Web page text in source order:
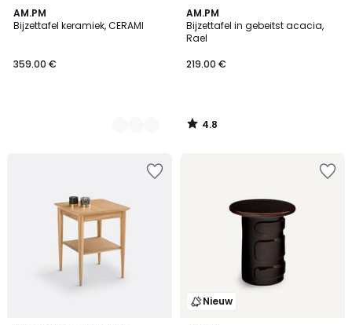
AM.PM
Bijzettafel keramiek, CERAMI
359.00 €
2
Kleuren
AM.PM
Bijzettafel in gebeitst acacia,
Rael
219.00 €
4.8
/ 5
4.8
/
Nieuw